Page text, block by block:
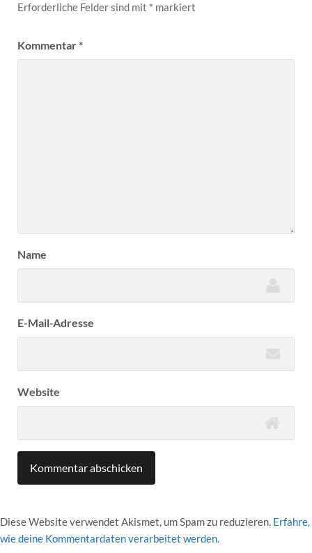
Erforderliche Felder sind mit * markiert
Kommentar*
Name
E-Mail-Adresse
Website
Diese Website verwendet Akismet, um Spam zu reduzieren. Erfahre,
wie deine Kommentardaten verarbeitet werden.